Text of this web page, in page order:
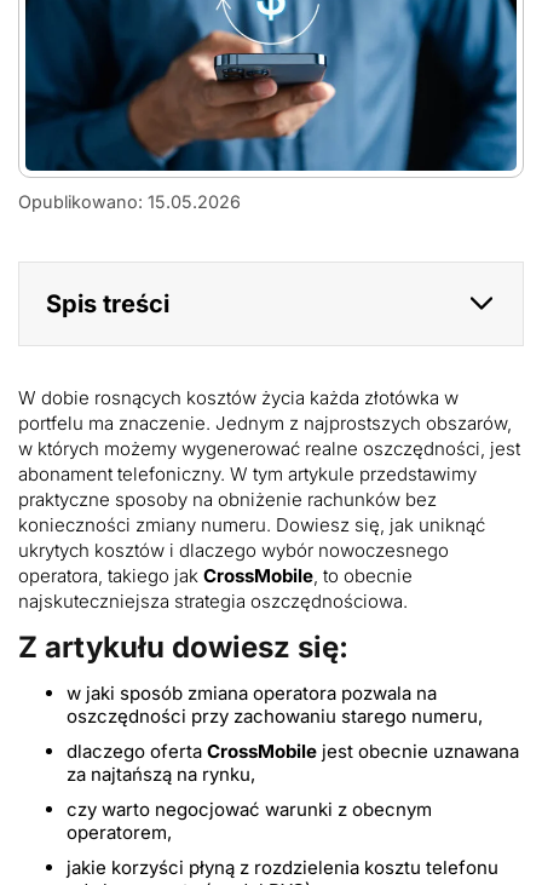
zmniejszyć
zmiany
numeru
telefonu
Opublikowano: 15.05.2026
Spis treści
W dobie rosnących kosztów życia każda złotówka w
portfelu ma znaczenie. Jednym z najprostszych obszarów,
w których możemy wygenerować realne oszczędności, jest
abonament telefoniczny. W tym artykule przedstawimy
praktyczne sposoby na obniżenie rachunków bez
konieczności zmiany numeru. Dowiesz się, jak uniknąć
ukrytych kosztów i dlaczego wybór nowoczesnego
operatora, takiego jak CrossMobile , to obecnie
najskuteczniejsza strategia oszczędnościowa.
Z artykułu dowiesz się:
w jaki sposób zmiana operatora pozwala na
oszczędności przy zachowaniu starego numeru,
dlaczego oferta CrossMobile jest obecnie uznawana
za najtańszą na rynku,
czy warto negocjować warunki z obecnym
operatorem,
jakie korzyści płyną z rozdzielenia kosztu telefonu